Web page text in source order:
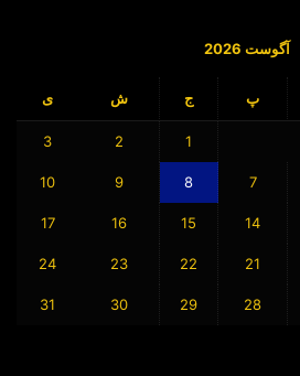
آگوست 2026
پ ج ش ی
1
2
3
7
8
9
10
14
15
16
17
21
22
23
24
28
29
30
31